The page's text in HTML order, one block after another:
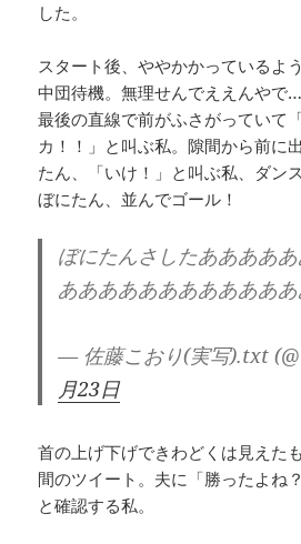
した。
スタート後、ややかかっているよ
中団待機。無理せんでええんやで
最後の直線で前がふさがっていて
カ！！」と叫ぶ私。隙間から前に
たん、「いけ！」と叫ぶ私、ダン
ぼにたん、並んでゴール！
ぼにたんさしたああああ
あああああああああああ
— 佐藤こおり(実写).txt
月23日
首の上げ下げできわどくは見えた
間のツイート。夫に「勝ったよね
と確認する私。